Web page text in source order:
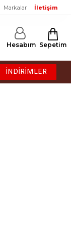
Markalar İletişim
Hesabım Sepetim
İNDİRİMLER